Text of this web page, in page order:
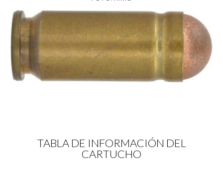
TABLA DE INFORMACIÓN DEL
CARTUCHO